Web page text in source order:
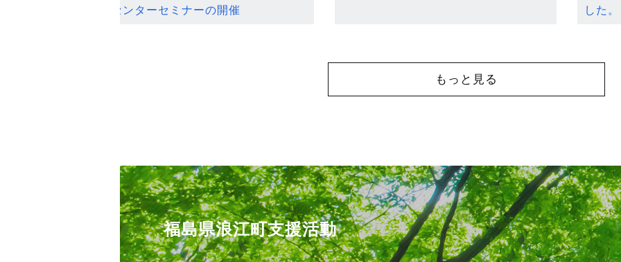
ンセンターセミナーの開催
した。
もっと見る
福島県浪江町支援活動